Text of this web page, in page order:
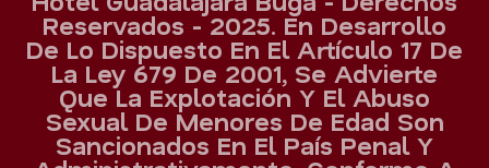
Reservados - 2025. En Desarrollo
De Lo Dispuesto En El Artículo 17 De
La Ley 679 De 2001, Se Advierte
Que La Explotación Y El Abuso
Sexual De Menores De Edad Son
Sancionados En El País Penal Y